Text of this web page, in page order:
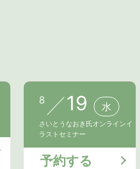
8 19 水
さいとうなおき氏オンラインイ
ラストセミナー
予約する